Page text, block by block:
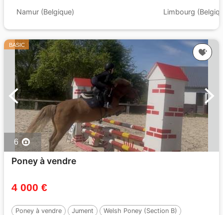
Namur (Belgique) Limbourg
BASIC
6
Poney à vendre
4 000 €
Poney à vendre Jument
Welsh Poney (Section B)